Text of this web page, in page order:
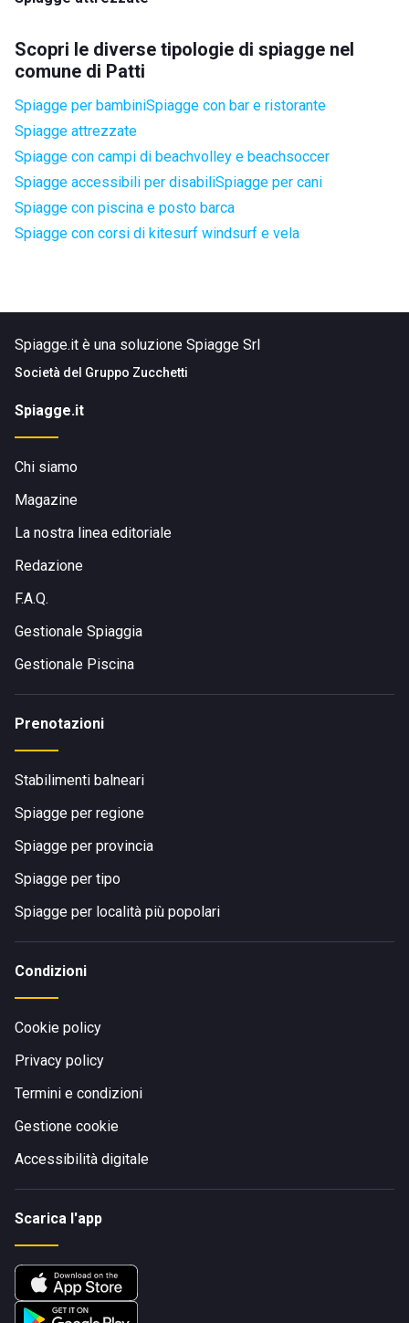
Scopri le diverse tipologie di spiagge nel
comune di Patti
Spiagge per bambiniSpiagge con bar e ristorante
Spiagge attrezzate
Spiagge con campi di beachvolley e beachsoccer
Spiagge accessibili per disabiliSpiagge per cani
Spiagge con piscina e posto barca
Spiagge con corsi di kitesurf windsurf e vela
Spiagge.it è una soluzione Spiagge Srl
Società del Gruppo Zucchetti
Spiagge.it
Chi siamo
Magazine
La nostra linea editoriale
Redazione
F.A.Q.
Gestionale Spiaggia
Gestionale Piscina
Prenotazioni
Stabilimenti balneari
Spiagge per regione
Spiagge per provincia
Spiagge per tipo
Spiagge per località più popolari
Condizioni
Cookie policy
Privacy policy
Termini e condizioni
Gestione cookie
Accessibilità digitale
Scarica l'app